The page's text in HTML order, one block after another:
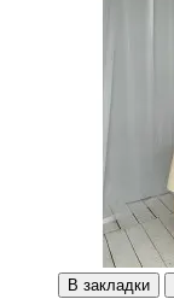
В закладки